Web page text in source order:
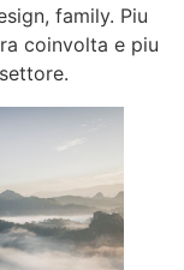
family. Piu
coinvolta e piu